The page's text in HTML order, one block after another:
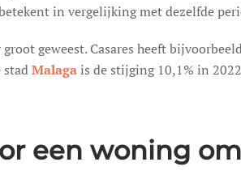
in vergelijking met dezelfde
geweest. Casares heeft
stadMalagais de stijging 10,1% in
een woning